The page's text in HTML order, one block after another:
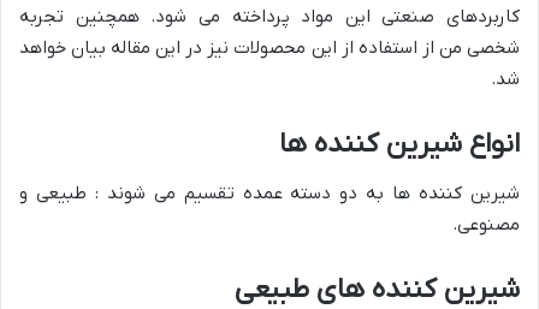
کاربردهای صنعتی این مواد پرداخته می شود. همچنین تجربه
شخصی من از استفاده از این محصولات نیز در این مقاله بیان خواهد
شد.
انواع شیرین کننده ها
شیرین کننده ها به دو دسته عمده تقسیم می شوند : طبیعی و
مصنوعی.
شیرین کننده های طبیعی